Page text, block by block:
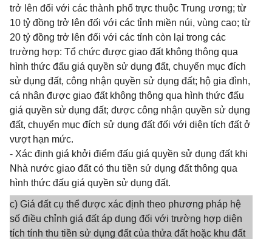
trở lên đối với các thành phố trực thuộc Trung ương; từ
10 tỷ đồng trở lên đối với các tỉnh miền núi, vùng cao; từ
20 tỷ đồng trở lên đối với các tỉnh còn lại trong các
trường hợp: Tổ chức được giao đất không thông qua
hình thức đấu giá quyền sử dụng đất, chuyển mục đích
sử dụng đất, công nhận quyền sử dụng đất; hộ gia đình,
cá nhân được giao đất không thông qua hình thức đấu
giá quyền sử dụng đất; được công nhận quyền sử dụng
đất, chuyển mục đích sử dụng đất đối với diện tích đất ở
vượt hạn mức.
- Xác định giá khởi điểm đấu giá quyền sử dụng đất khi
Nhà nước giao đất có thu tiền sử dụng đất thông qua
hình thức đấu giá quyền sử dụng đất.
c) Giá đất cụ thể được xác định theo phương pháp hệ
số điều chỉnh giá đất áp dụng đối với trường hợp diện
tích tính thu tiền sử dụng đất của thửa đất hoặc khu đất